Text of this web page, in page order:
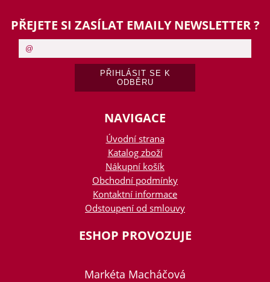
PŘEJETE SI ZASÍLAT EMAILY NEWSLETTER ?
NAVIGACE
Úvodní strana
Katalog zboží
Nákupní košík
Obchodní podmínky
Kontaktní informace
Odstoupení od smlouvy
ESHOP PROVOZUJE
Markéta Macháčová